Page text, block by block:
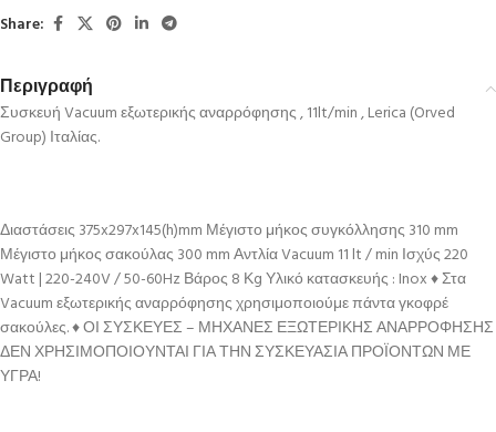
Share:
Περιγραφή
Συσκευή Vacuum εξωτερικής αναρρόφησης , 11lt/min , Lerica (Orved
Group) Ιταλίας.
Διαστάσεις 375x297x145(h)mm Μέγιστο μήκος συγκόλλησης 310 mm
Μέγιστο μήκος σακούλας 300 mm Αντλία Vacuum 11 lt / min Ισχύς 220
Watt | 220-240V / 50-60Hz Βάρος 8 Κg Υλικό κατασκευής : Inox ♦ Στα
Vacuum εξωτερικής αναρρόφησης χρησιμοποιούμε πάντα γκοφρέ
σακούλες. ♦ ΟΙ ΣΥΣΚΕΥΕΣ – ΜΗΧΑΝΕΣ ΕΞΩΤΕΡΙΚΗΣ ΑΝΑΡΡΟΦΗΣΗΣ
ΔΕΝ ΧΡΗΣΙΜΟΠΟΙΟΥΝΤΑΙ ΓΙΑ ΤΗΝ ΣΥΣΚΕΥΑΣΙΑ ΠΡΟΪΟΝΤΩΝ ΜΕ
ΥΓΡΑ!